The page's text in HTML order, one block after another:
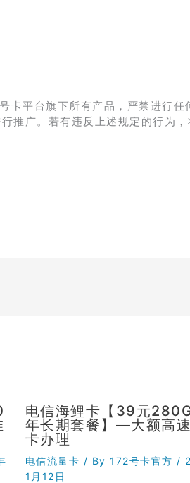
卡平台旗下所有产品，严禁进行
推广。若有违反上述规定的行为，
电信海鲤卡【39元
年长期套餐】—大额高
卡办理
电信流量卡 / By172号卡官方 /
1月12日